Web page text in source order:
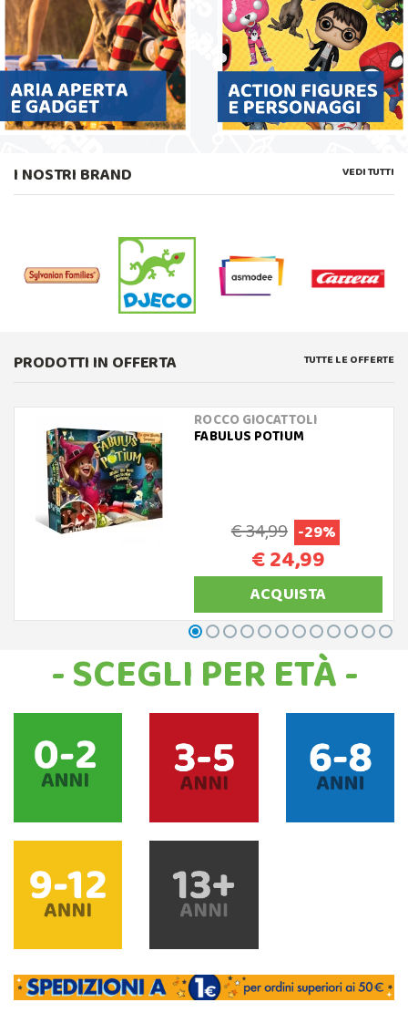
I NOSTRI BRAND VEDI TUTTI
PRODOTTI IN OFFERTA TUTTE LE OFFERTE
ROCCO GIOCATTOLI
FABULUS POTIUM
€ 34,99 -29%
€ 24,99
ACQUISTA
- SCEGLI PER ETÀ -